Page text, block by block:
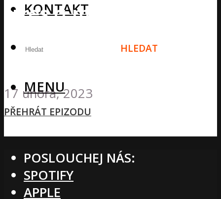
KONTAKT
HLEDAT
MENU
stres a mnoho dalšího!
17 února, 2023
PŘEHRÁT EPIZODU
POSLOUCHEJ NÁS:
SPOTIFY
APPLE